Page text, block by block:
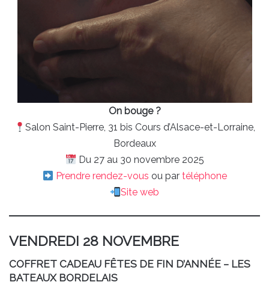
On bouge ?
Salon Saint-Pierre, 31 bis Cours d’Alsace-et-Lorraine,
Bordeaux
Du 27 au 30 novembre 2025
Prendre rendez-vous ou par téléphone
Site web
VENDREDI 28 NOVEMBRE
COFFRET CADEAU FÊTES DE FIN D’ANNÉE – LES
BATEAUX BORDELAIS